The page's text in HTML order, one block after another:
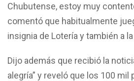
Chubutense, estoy muy
comentó que habitualmente
insignia de Lotería y también a
Dijo además que recibió la
alegría” y reveló que los 100 mil